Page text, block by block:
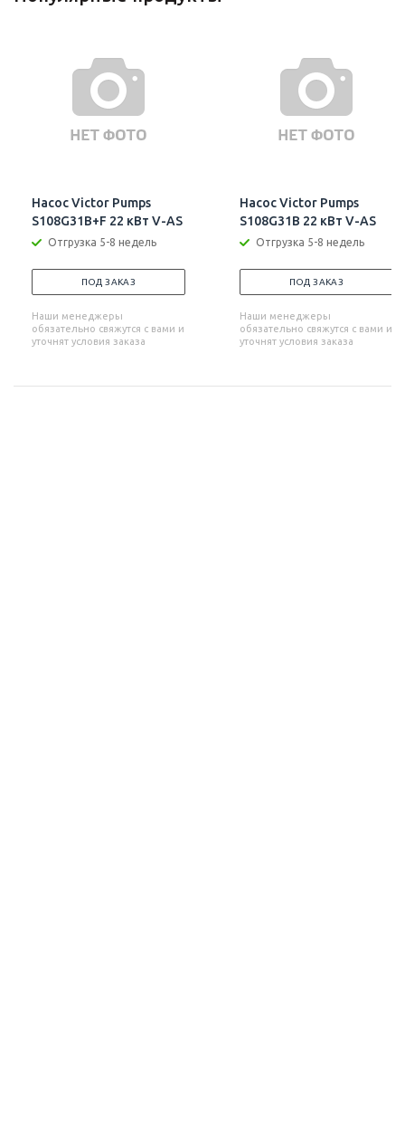
Насос Victor Pumps
S108G31B+F 22 кВт V-AS
Отгрузка 5-8 недель
ПОД ЗАКАЗ
Наши менеджеры
обязательно свяжутся с вами и
уточнят условия заказа
Насос Victor Pumps
S108G31B 22 кВт V-AS
Отгрузка 5-8 недель
ПОД ЗАКАЗ
Наши менеджеры
обязательно свяжутся с вами и
уточнят условия заказа